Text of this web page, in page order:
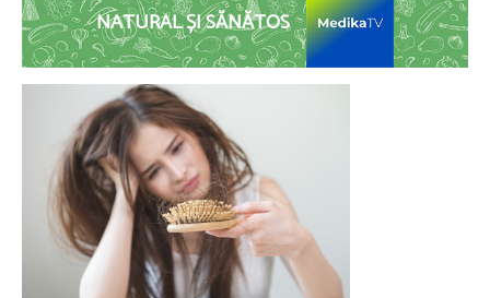
NATURAL ȘI SĂNĂTOS